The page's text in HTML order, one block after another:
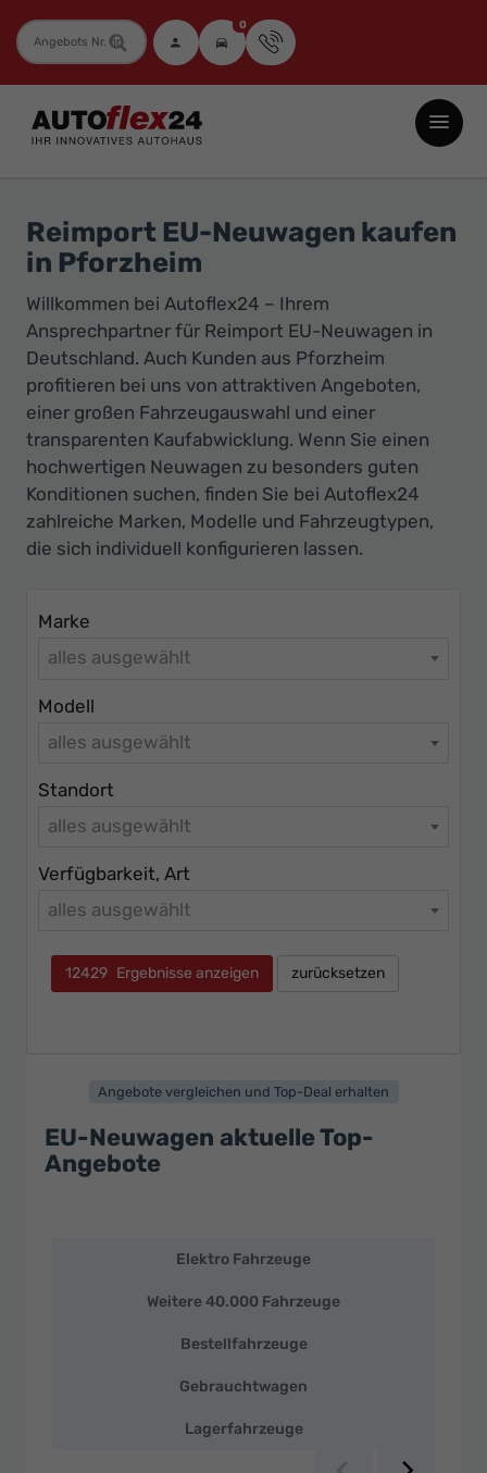
Fahrzeugnummer 0
Autoflex24
GmbH
Neuwagen
Jahreswagen
und
Gebrauchtwagen
zu
Top-
Preisen
-
Ihr
Innovatives
Autohaus
Reimport EU-Neuwagen kaufen
in Pforzheim
Willkommen bei Autoflex24 – Ihrem
Ansprechpartner für Reimport EU-Neuwagen in
Deutschland. Auch Kunden aus Pforzheim
profitieren bei uns von attraktiven Angeboten,
einer großen Fahrzeugauswahl und einer
transparenten Kaufabwicklung. Wenn Sie einen
hochwertigen Neuwagen zu besonders guten
Konditionen suchen, finden Sie bei Autoflex24
zahlreiche Marken, Modelle und Fahrzeugtypen,
die sich individuell konfigurieren lassen.
Marke
alles ausgewählt
Modell
alles ausgewählt
Standort
alles ausgewählt
Verfügbarkeit, Art
alles ausgewählt
12429 Ergebnisse anzeigen zurücksetzen
Angebote vergleichen und Top-Deal erhalten
EU-Neuwagen aktuelle Top-
Angebote
Neuwagen
Elektro Fahrzeuge
Weitere 40.000 Fahrzeuge
Bestellfahrzeuge
Gebrauchtwagen
Lagerfahrzeuge